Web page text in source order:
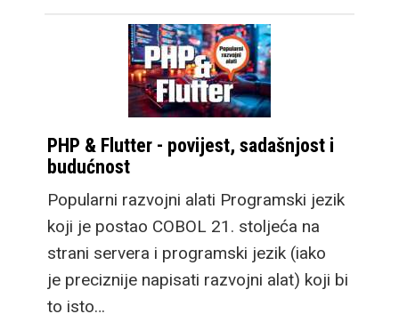
PHP & Flutter - povijest, sadašnjost i
budućnost
Popularni razvojni alati Programski jezik
koji je postao COBOL 21. stoljeća na
strani servera i programski jezik (iako
je preciznije napisati razvojni alat) koji bi
to isto…